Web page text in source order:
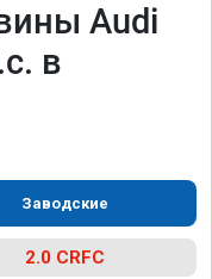
Audi
в
Заводские
2.0 CRFC